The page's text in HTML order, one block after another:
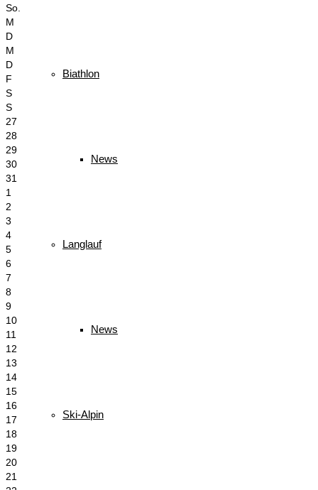
Biathlon
News
Langlauf
News
Ski-Alpin
So.
M
D
M
D
F
S
S
27
28
29
30
31
1
2
3
4
5
6
7
8
9
10
11
12
13
14
15
16
17
18
19
20
21